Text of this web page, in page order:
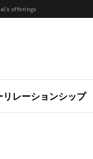
offerings
リレーションシップ